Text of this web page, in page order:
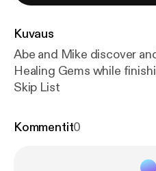
Kuvaus
Abe and Mike discover
Healing Gems while
Skip List
Kommentit0